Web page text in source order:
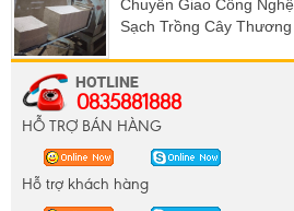
Chuyển Giao Công
Sạch Trồng Cây
0835881888
HỖ TRỢ BÁN HÀNG
Hỗ trợ khách hàng